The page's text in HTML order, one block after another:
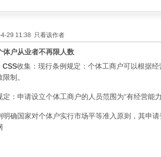
29 11:38 只看该作者
体户从业者不再限人数
CSS收集：现行条例规定：个体工商户可以根据
制。
定：申请设立个体工商户的人员范围为“有经营能
明确国家对个体户实行市场平等准入原则，其申